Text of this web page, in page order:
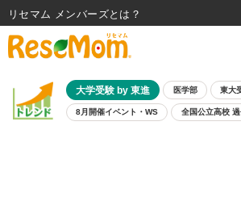
大学受験 by 東進 医学部 東大
8月開催イベント・WS 全国公立高校 過
リセマム メンバーズ